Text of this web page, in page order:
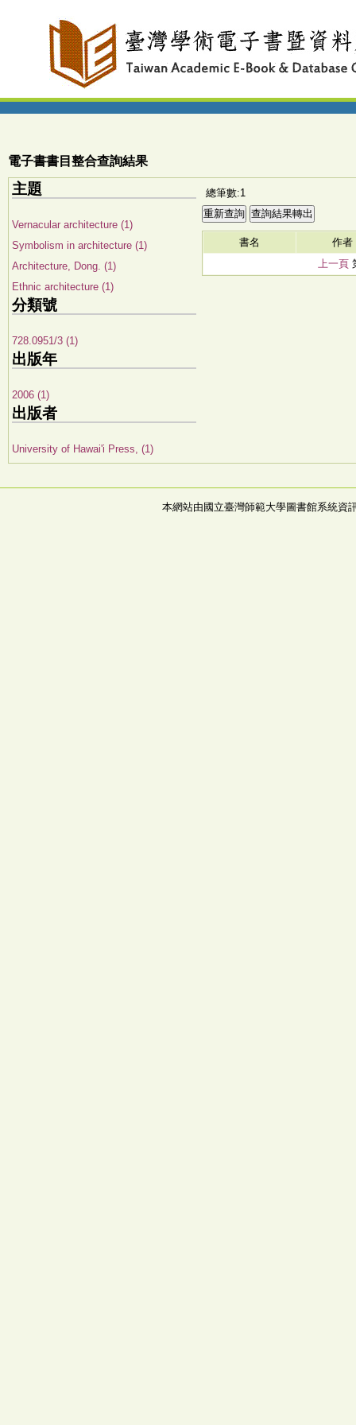
電子書書目整合查詢結果
主題
Vernacular architecture (1)
Symbolism in architecture (1)
Architecture, Dong. (1)
Ethnic architecture (1)
分類號
728.0951/3 (1)
出版年
2006 (1)
出版者
University of Hawai'i Press, (1)
總筆數:1
書名
作者
上一頁
本網站由國立臺灣師範大學圖書館系統資